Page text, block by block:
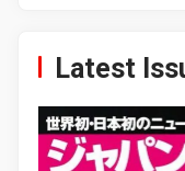
Latest